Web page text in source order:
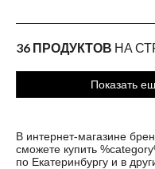
36 ПРОДУКТОВ НА
Показать
В интернет-магазине
сможете купить
по Екатеринбургу и в